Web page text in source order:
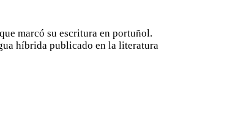
marcó su escritura en portuñol.
híbrida publicado en la literatura